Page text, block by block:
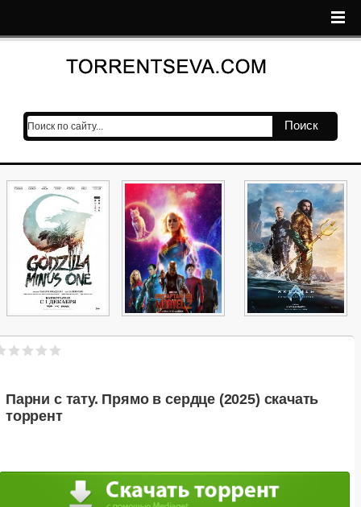
Поиск
Парни с тату. Прямо в сердце (2025) скачать
торрент